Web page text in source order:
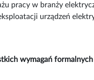
pracy w branży
urządzeń
wymagań